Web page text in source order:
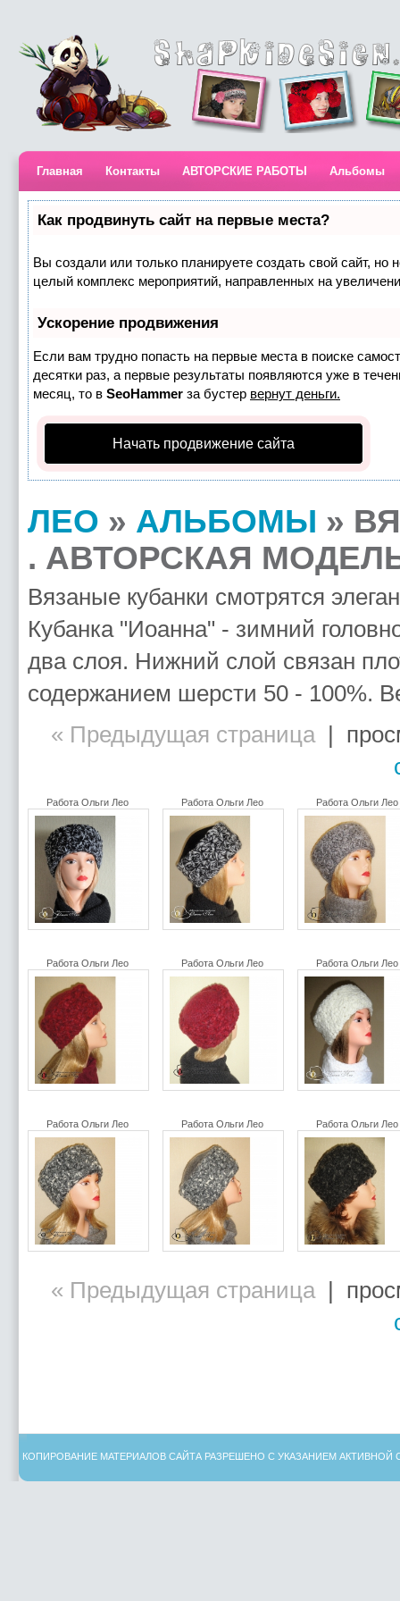
Главная Контакты АВТОРСКИЕ РАБОТЫ Альбомы
Как продвинуть сайт на первые места?
Вы создали или только планируете создать свой сайт, но
целый комплекс мероприятий, направленных на
Ускорение продвижения
Если вам трудно попасть на первые места в поиске
десятки раз, а первые результаты появляются уже в
месяц, то в SeoHammer за бустер вернут деньги.
Начать продвижение сайта
ЛЕО » АЛЬБОМЫ »
. АВТОРСКАЯ
Вязаные кубанки смотрятся
Кубанка "Иоанна" - зимний
два слоя. Нижний слой связан
содержанием шерсти 50 - 100%.
« Предыдущая страница|
Работа Ольги Лео Работа Ольги Лео Работа Ольги Лео
Работа Ольги Лео Работа Ольги Лео Работа Ольги Лео
Работа Ольги Лео Работа Ольги Лео Работа Ольги Лео
« Предыдущая страница|
КОПИРОВАНИЕ МАТЕРИАЛОВ САЙТА РАЗРЕШЕНО С УКАЗАНИЕМ АКТИВНОЙ